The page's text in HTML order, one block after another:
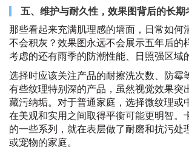
五、维护与耐久性，效果图背后的长期
那些看起来充满肌理感的墙面，日常如何
不会积灰？效果图永远不会展示五年后的
考虑的还有雨季的防潮性能、日照强区域
选择时应该关注产品的耐擦洗次数、防霉
有些纹理特别深的产品，虽然视觉效果突
藏污纳垢。对于普通家庭，选择微纹理或
在美观和实用之间取得平衡可能更明智。
的一些系列，就在表层做了耐磨和抗污处
或宠物的家庭。